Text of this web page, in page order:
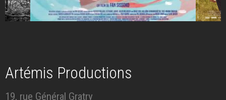
Artémis Productions
19, rue Général Gratry